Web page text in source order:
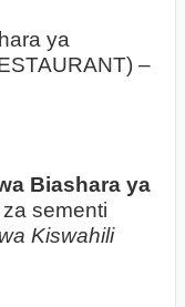
ya
–
Biashara ya
za sementi
Kiswahili